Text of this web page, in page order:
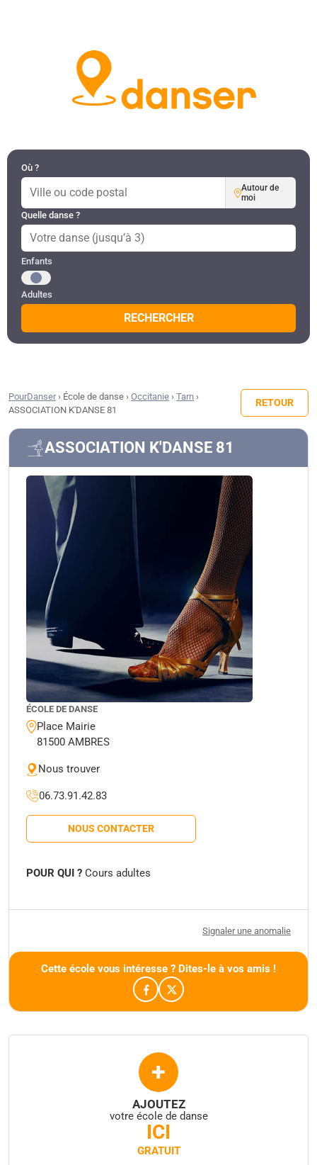
Où ?
Autour de
moi
Quelle danse ?
Public recherché
Enfants
Adultes
RECHERCHER
PourDanser› École de danse › Occitanie › Tarn ›
ASSOCIATION K'DANSE 81
RETOUR
ASSOCIATION K'DANSE 81
ÉCOLE DE DANSE
Place Mairie
81500 AMBRES
Nous trouver
06.73.91.42.83
NOUS CONTACTER
POUR QUI ? Cours adultes
Signaler une anomalie
Cette école vous intéresse ? Dites-le à vos amis !
+
AJOUTEZ
votre école de danse
ICI
GRATUIT